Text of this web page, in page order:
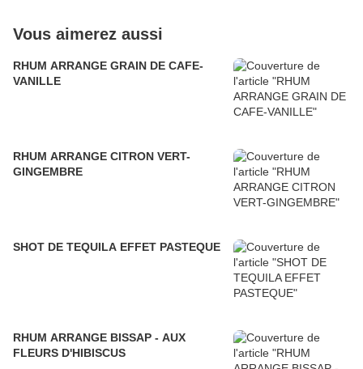
Vous aimerez aussi
RHUM ARRANGE GRAIN DE CAFE-
VANILLE
RHUM ARRANGE CITRON VERT-
GINGEMBRE
SHOT DE TEQUILA EFFET PASTEQUE
RHUM ARRANGE BISSAP - AUX
FLEURS D'HIBISCUS